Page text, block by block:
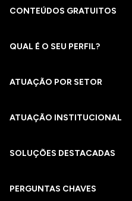
CONTEÚDOS GRATUITOS
QUAL É O SEU PERFIL?
ATUAÇÃO POR SETOR
ATUAÇÃO INSTITUCIONAL
SOLUÇÕES DESTACADAS
PERGUNTAS CHAVES​